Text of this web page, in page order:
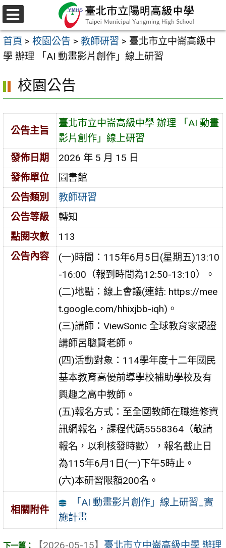
跳
至
主
要
容
區
選
單
首頁 > 校園公告 > 教師研習 > 臺北市立中崙高級中
學 辦理 「AI 動畫影片創作」線上研習
校園公告
公告主旨
臺北市立中崙高級中學 辦理 「AI 動畫
影片創作」線上研習
發佈日期
2026 年 5 月 15 日
發佈單位
圖書館
公告類別
教師研習
公告等級
轉知
點閱次數
113
公告內容
(一)時間：115年6月5日(星期五)13:10
-16:00（報到時間為12:50-13:10）。
(二)地點：線上會議(連結: https://mee
t.google.com/hhixjbb-iqh)。
(三)講師：ViewSonic 全球教育家認證
講師呂聰賢老師。
(四)活動對象：114學年度十二年國民
基本教育高優前導學校補助學校及有
興趣之高中教師。
(五)報名方式：至全國教師在職進修資
訊網報名，課程代碼5558364（敬請
報名，以利核發時數），報名截止日
為115年6月1日(一)下午5時止。
(六)本研習限額200名。
相關附件
「AI 動畫影片創作」線上研習_實
施計畫
【2026-05-15】 臺北市立中崙高級中學 辦理